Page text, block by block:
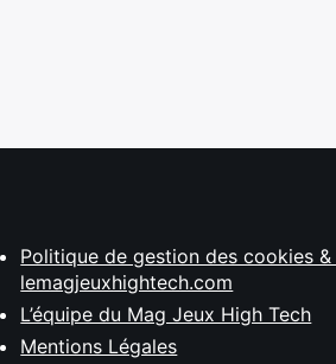
Politique de gestion des cookies
lemagjeuxhightech.com
L’équipe du Mag Jeux High Tech
Mentions Légales